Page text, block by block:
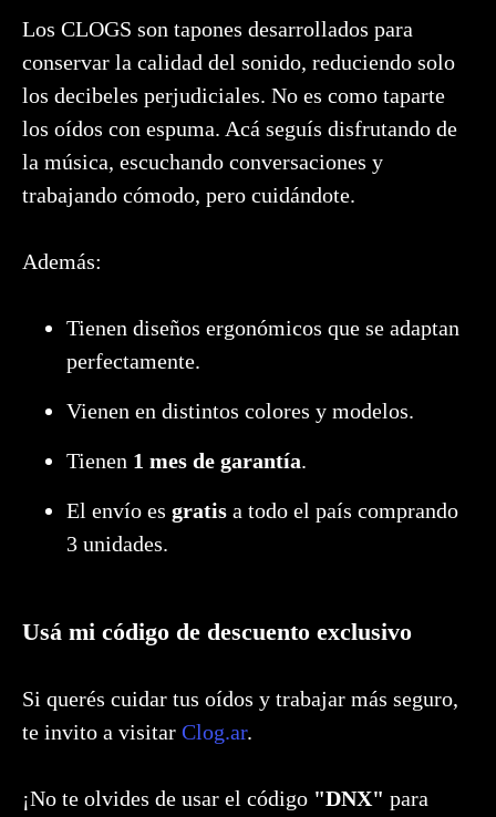
Los CLOGS son tapones desarrollados para
conservar la calidad del sonido, reduciendo solo
los decibeles perjudiciales. No es como taparte
los oídos con espuma. Acá seguís disfrutando de
la música, escuchando conversaciones y
trabajando cómodo, pero cuidándote.
Además:
Tienen diseños ergonómicos que se adaptan
perfectamente.
Vienen en distintos colores y modelos.
Tienen 1 mes de garantía.
El envío es gratis a todo el país comprando
3 unidades.
Usá mi código de descuento exclusivo
Si querés cuidar tus oídos y trabajar más seguro,
te invito a visitar Clog.ar.
¡No te olvides de usar el código "DNX" para